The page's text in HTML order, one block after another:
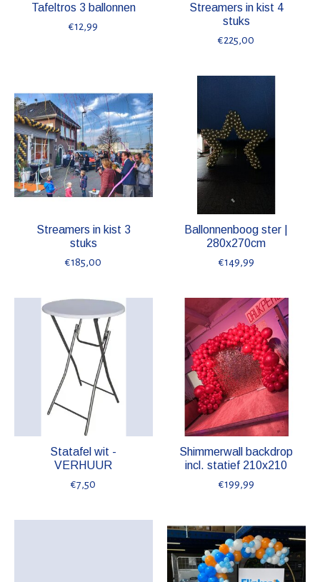
Tafeltros 3 ballonnen
€12,99
Streamers in kist 4
stuks
€225,00
Streamers in kist 3
stuks
€185,00
Ballonnenboog ster |
280x270cm
€149,99
Statafel wit -
VERHUUR
€7,50
Shimmerwall backdrop
incl. statief 210x210
€199,99